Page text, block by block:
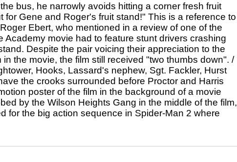
bus, he narrowly avoids hitting a corner fresh fruit
for Gene and Roger's fruit stand!" This is a reference to
Ebert, who mentioned in a review of one of the
Academy movie had to feature stunt drivers crashing
Despite the pair voicing their appreciation to the
the movie, the film still received "two thumbs down". /
Hooks, Lassard's nephew, Sgt. Fackler, Hurst
the crooks surrounded before Proctor and Harris
poster of the film in the background of a movie
by the Wilson Heights Gang in the middle of the film,
for the big action sequence in Spider-Man 2 where